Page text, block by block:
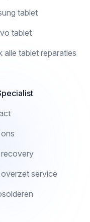
tablet
tablet
alle tablet reparaties
service